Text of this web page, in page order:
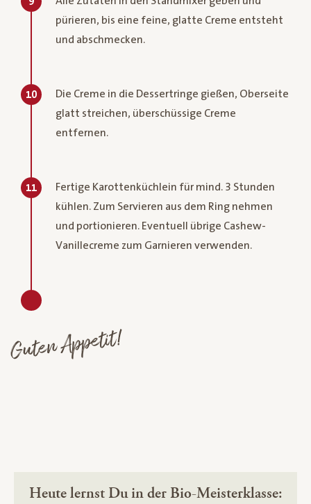
pürieren, bis eine feine, glatte Creme entsteht
und abschmecken.
10
Die Creme in die Dessertringe gießen, Oberseite
glatt streichen, überschüssige Creme
entfernen.
11
Fertige Karottenküchlein für mind. 3 Stunden
kühlen. Zum Servieren aus dem Ring nehmen
und portionieren. Eventuell übrige Cashew-
Vanillecreme zum Garnieren verwenden.
Guten Appetit!
Heute lernst Du in der Bio-Meisterklasse: